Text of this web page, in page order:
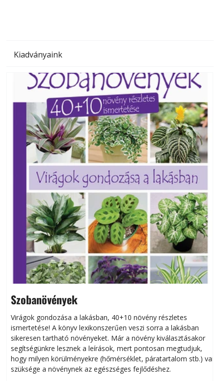
Kiadványaink
Szobanövények
Virágok gondozása a lakásban, 40+10 növény részletes
ismertetése! A könyv lexikonszerűen veszi sorra a lakásban
sikeresen tart­ha­tó növényeket. Már a növény kiválasztásakor
segítségünkre lesznek a leírások, mert pontosan megtudjuk,
hogy milyen körülményekre (hőmérséklet, páratartalom stb.) van
szüksége a növénynek az egészséges fejlődéshez.